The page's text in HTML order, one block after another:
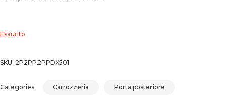
Esaurito
SKU: 2P2PP2PPDX501
Categories: Carrozzeria Porta posteriore